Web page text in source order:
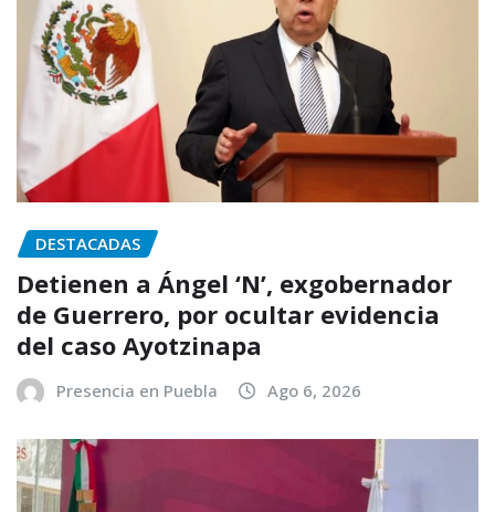
DESTACADAS
Detienen a Ángel ‘N’, exgobernador
de Guerrero, por ocultar evidencia
del caso Ayotzinapa
Presencia en Puebla Ago 6, 2026